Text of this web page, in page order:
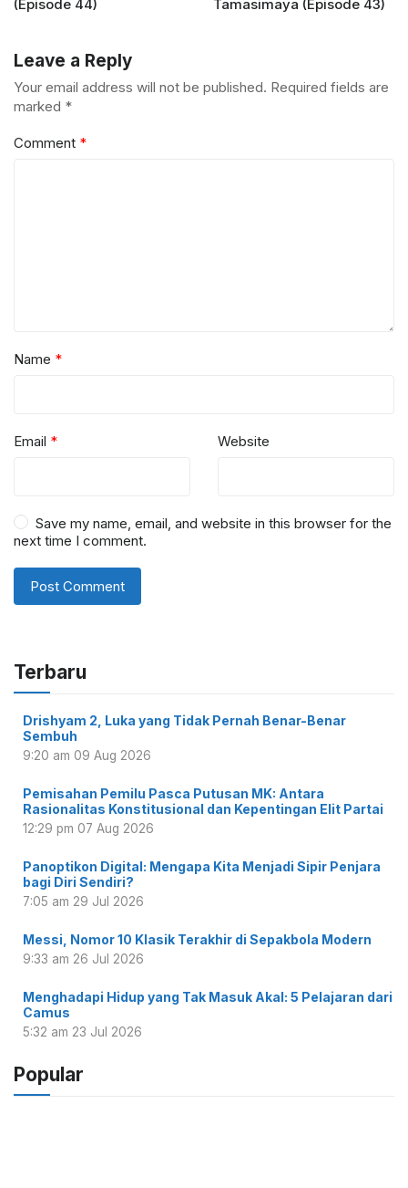
(Episode 44) Tamasimaya (Episode 43)
Leave a Reply
Your email address will not be published. Required fields are
marked *
Comment *
Name *
Email * Website
Save my name, email, and website in this browser for the
next time I comment.
Terbaru
Drishyam 2, Luka yang Tidak Pernah Benar-Benar
Sembuh
9:20 am 09 Aug 2026
Pemisahan Pemilu Pasca Putusan MK: Antara
Rasionalitas Konstitusional dan Kepentingan Elit Partai
12:29 pm 07 Aug 2026
Panoptikon Digital: Mengapa Kita Menjadi Sipir Penjara
bagi Diri Sendiri?
7:05 am 29 Jul 2026
Messi, Nomor 10 Klasik Terakhir di Sepakbola Modern
9:33 am 26 Jul 2026
Menghadapi Hidup yang Tak Masuk Akal: 5 Pelajaran dari
Camus
5:32 am 23 Jul 2026
Popular